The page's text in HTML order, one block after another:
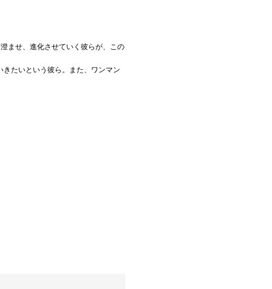
ませ、進化させていく彼らが、この
たいという彼ら。また、ワンマン